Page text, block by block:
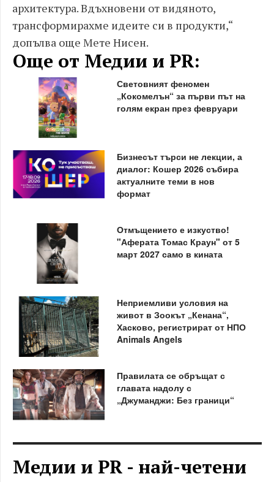
архитектура. Вдъхновени от видяното,
трансформирахме идеите си в продукти,“
допълва още Мете Нисен.
Още от Медии и PR:
Световният феномен
„Кокомелън“ за първи път на
голям екран през февруари
Бизнесът търси не лекции, а
диалог: Кошер 2026 събира
актуалните теми в нов
формат
Отмъщението е изкуство!
"Аферата Томас Краун" от 5
март 2027 само в кината
Неприемливи условия на
живот в Зоокът „Кенана“,
Хасково, регистрират от НПО
Animals Angels
Правилата се обръщат с
главата надолу с
„Джуманджи: Без граници“
Медии и PR - най-четени